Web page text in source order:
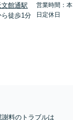
文館通駅
ら徒歩1分
営業時間：本
日定休日
謝料のトラブルは